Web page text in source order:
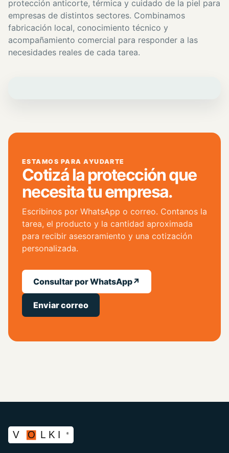
protección anticorte, térmica y cuidado de la piel para
empresas de distintos sectores. Combinamos
fabricación local, conocimiento técnico y
acompañamiento comercial para responder a las
necesidades reales de cada tarea.
ESTAMOS PARA AYUDARTE
Cotizá la protección que
necesita tu empresa.
Escribinos por WhatsApp o correo. Contanos la
tarea, el producto y la cantidad aproximada
para recibir asesoramiento y una cotización
personalizada.
Consultar por WhatsApp↗
Enviar correo